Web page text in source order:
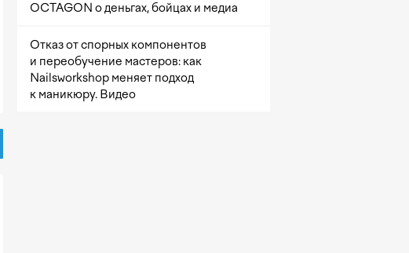
OCTAGON о деньгах, бойцах и медиа
Отказ от спорных компонентов
и переобучение мастеров: как
Nailsworkshop меняет подход
к маникюру. Видео